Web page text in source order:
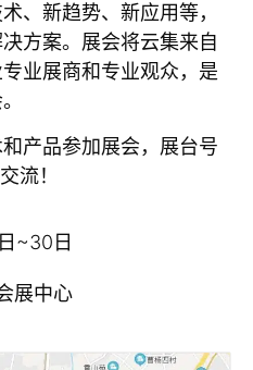
、新趋势、新应用等，
方案。展会将云集来自
业展商和专业观众，是
产品参加展会，展台号
流！
~30日
展中心